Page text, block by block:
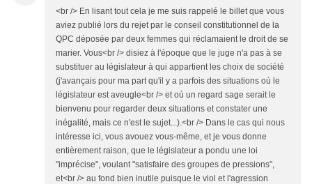
<br /> En lisant tout cela je me suis rappelé le billet que vous
aviez publié lors du rejet par le conseil constitutionnel de la
QPC déposée par deux femmes qui réclamaient le droit de se
marier. Vous<br /> disiez à l'époque que le juge n'a pas à se
substituer au législateur à qui appartient les choix de société
(j'avançais pour ma part qu'il y a parfois des situations où le
législateur est aveugle<br /> et où un regard sage serait le
bienvenu pour regarder deux situations et constater une
inégalité, mais ce n'est le sujet...).<br /> Dans le cas qui nous
intéresse ici, vous avouez vous-même, et je vous donne
entièrement raison, que le législateur a pondu une loi
"imprécise", voulant "satisfaire des groupes de pressions",
et<br /> au fond bien inutile puisque le viol et l'agression